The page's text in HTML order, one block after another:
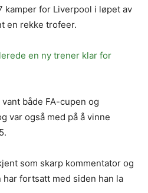
kamper for Liverpool i løpet av
en rekke trofeer.
en ny trener klar for
både FA-cupen og
var også med på å vinne
som skarp kommentator og
fortsatt med siden han la